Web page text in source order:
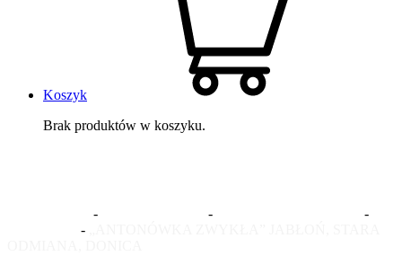
Koszyk
Brak produktów w koszyku.
- -
-
-